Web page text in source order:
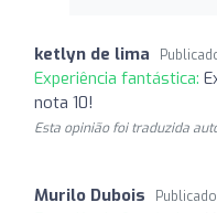
ketlyn de lima
Experiência fantástica:
nota 10!
Esta opinião foi traduzida
Murilo Dubois